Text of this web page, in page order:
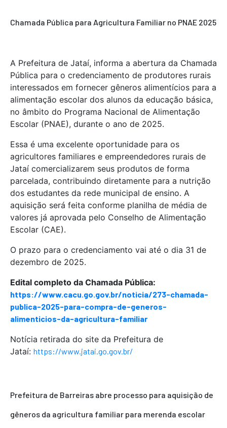
Chamada Pública para Agricultura Familiar no PNAE 2025
A Prefeitura de Jataí, informa a abertura da Chamada
Pública para o credenciamento de produtores rurais
interessados em fornecer gêneros alimentícios para a
alimentação escolar dos alunos da educação básica,
no âmbito do Programa Nacional de Alimentação
Escolar (PNAE), durante o ano de 2025.
Essa é uma excelente oportunidade para os
agricultores familiares e empreendedores rurais de
Jataí comercializarem seus produtos de forma
parcelada, contribuindo diretamente para a nutrição
dos estudantes da rede municipal de ensino. A
aquisição será feita conforme planilha de média de
valores já aprovada pelo Conselho de Alimentação
Escolar (CAE).
O prazo para o credenciamento vai até o dia 31 de
dezembro de 2025.
Edital completo da Chamada Pública:
https://www.cacu.go.gov.br/noticia/273-chamada-
publica-2025-para-compra-de-generos-
alimenticios-da-agricultura-familiar
Notícia retirada do site da Prefeitura de
Jataí: https://www.jatai.go.gov.br/
Prefeitura de Barreiras abre processo para aquisição de
gêneros da agricultura familiar para merenda escolar